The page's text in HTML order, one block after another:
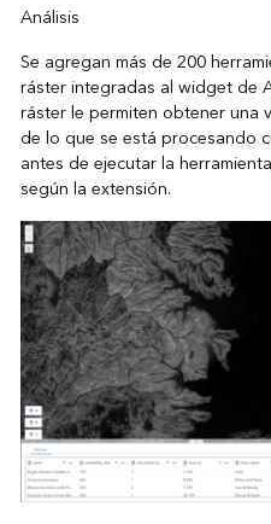
Análisis
Se agregan más de 200
ráster integradas al widget de
ráster le permiten obtener una
de lo que se está procesando
antes de ejecutar la
según la extensión.